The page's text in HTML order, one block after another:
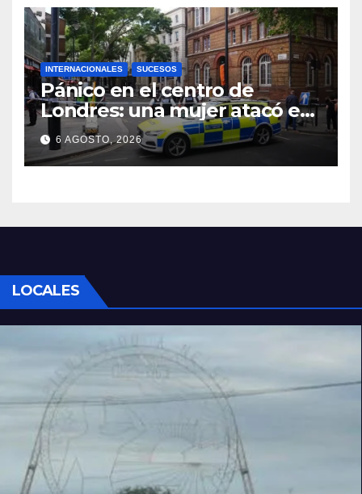
INTERNACIONALES SUCESOS
Pánico en el centro de
Londres: una mujer atacó e
hirió con unas tijeras a cuatro
hombres
6 AGOSTO, 2026
LOCALES